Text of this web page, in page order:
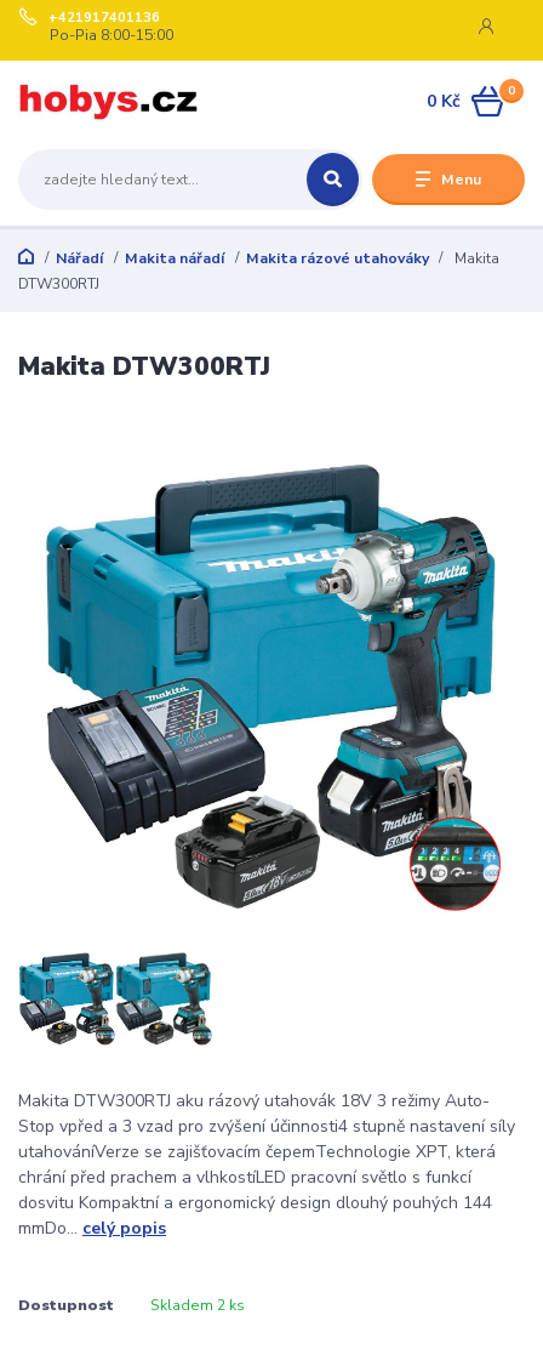
Menu
+421917401136
Po-Pia 8:00-15:00
0
0 Kč
Nářadí Makita nářadí Makita rázové utahováky
Makita
DTW300RTJ
Makita DTW300RTJ
Makita DTW300RTJ aku rázový utahovák 18V 3 režimy Auto-
Stop vpřed a 3 vzad pro zvýšení účinnosti4 stupně nastavení síly
utahováníVerze se zajišťovacím čepemTechnologie XPT, která
chrání před prachem a vlhkostíLED pracovní světlo s funkcí
dosvitu Kompaktní a ergonomický design dlouhý pouhých 144
mmDo... celý popis
Dostupnost Skladem 2 ks